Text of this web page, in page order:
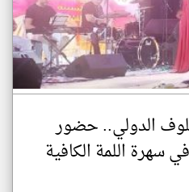
الدولي.. حضور
سهرة اللمة الكافية